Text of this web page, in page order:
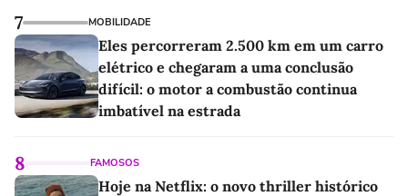
7 MOBILIDADE
Eles percorreram 2.500 km em um carro
elétrico e chegaram a uma conclusão
difícil: o motor a combustão continua
imbatível na estrada
8 FAMOSOS
Hoje na Netflix: o novo thriller histórico